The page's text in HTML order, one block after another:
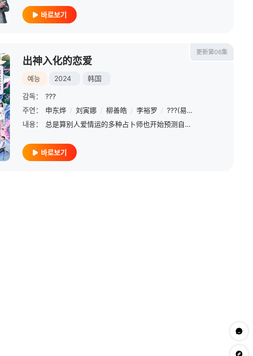
바로보기
更新第06集
出神入化的恋爱
예능 2024 韩国
감독：
???
주연：
申东烨 / 刘寅娜 / 柳善皓 / 李裕罗 / ???(易算师)
내용：
总是算别人爱情运的多种占卜师也开始预测自己的爱情运。八名年轻男女的心被错杂的爱情线穿连！在不可避免的命运和本能吸引之间，他们能否找到命定的伴侣呢？别有玄学感官和直觉的神奇爱情真人秀！
바로보기
문의하
app